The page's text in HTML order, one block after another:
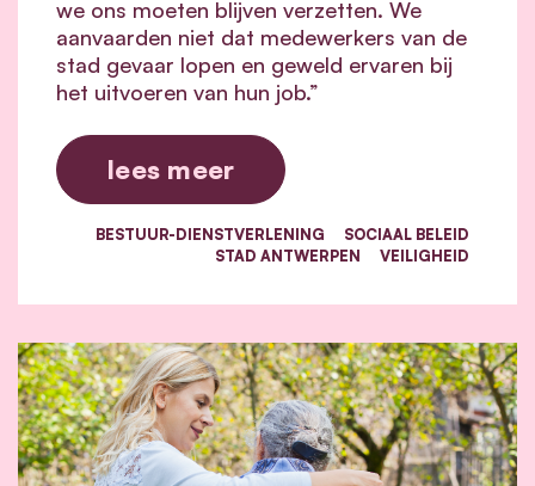
we ons moeten blijven verzetten. We
aanvaarden niet dat medewerkers van de
stad gevaar lopen en geweld ervaren bij
het uitvoeren van hun job.”
lees meer
BESTUUR-DIENSTVERLENING
SOCIAAL BELEID
STAD ANTWERPEN
VEILIGHEID